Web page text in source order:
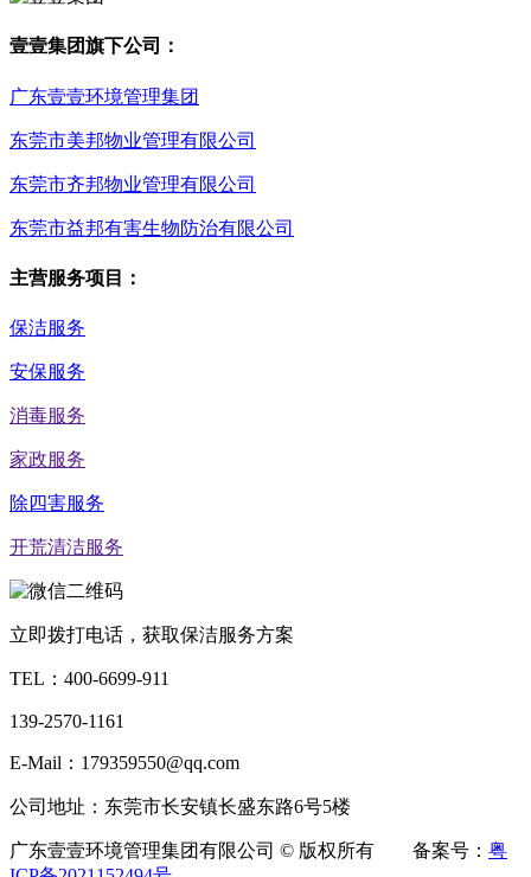
壹壹集团旗下公司：
广东壹壹环境管理集团
东莞市美邦物业管理有限公司
东莞市齐邦物业管理有限公司
东莞市益邦有害生物防治有限公司
主营服务项目：
保洁服务
安保服务
消毒服务
家政服务
除四害服务
开荒清洁服务
立即拨打电话，获取保洁服务方案
TEL： 400-6699-911
139-2570-1161
E-Mail：179359550@qq.com
公司地址：东莞市长安镇长盛东路6号5楼
广东壹壹环境管理集团有限公司 © 版权所有 备案号： 粤